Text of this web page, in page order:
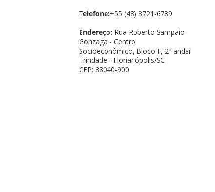
Telefone:+55 (48) 3721-6789
Endereço: Rua Roberto Sampaio
Gonzaga - Centro
Socioeconômico, Bloco F, 2º andar
Trindade - Florianópolis/SC
CEP: 88040-900